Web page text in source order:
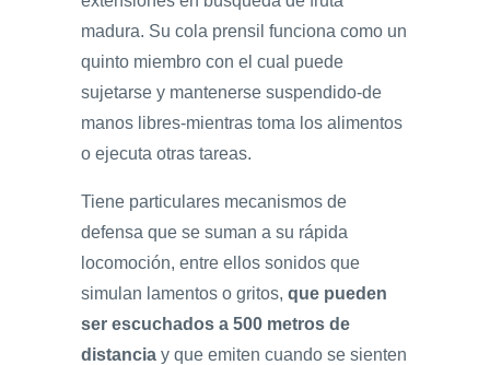
madura. Su cola prensil funciona como un
quinto miembro con el cual puede
sujetarse y mantenerse suspendido-de
manos libres-mientras toma los alimentos
o ejecuta otras tareas.
Tiene particulares mecanismos de
defensa que se suman a su rápida
locomoción, entre ellos sonidos que
simulan lamentos o gritos, que pueden
ser escuchados a 500 metros de
distancia y que emiten cuando se sienten